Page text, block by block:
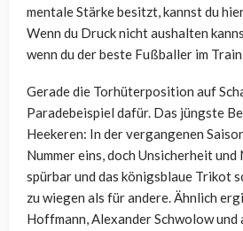
mentale Stärke besitzt, kannst du
Wenn du Druck nicht aushalten
wenn du der beste Fußballer im
Gerade die Torhüterposition auf
Paradebeispiel dafür. Das jüngste
Heekeren: In der vergangenen
Nummer eins, doch Unsicherheit
spürbar und das königsblaue Trikot
zu wiegen als für andere. Ähnlich
Hoffmann, Alexander Schwolow und